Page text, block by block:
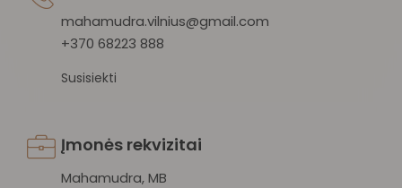
mahamudra.vilnius@gmail.com
+370 68223 888
Susisiekti
Įmonės rekvizitai
Mahamudra, MB